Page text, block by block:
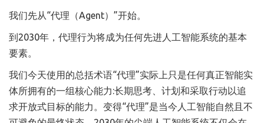
我们先从“代理（Agent）”开始。
到2030年，代理行为将成为任何先进人工智能系统的基本
要素。
我们今天使用的总括术语“代理”实际上只是任何真正智能实
体所拥有的一组核心能力:长期思考、计划和采取行动以追
求开放式目标的能力。变得“代理”是当今人工智能自然且不